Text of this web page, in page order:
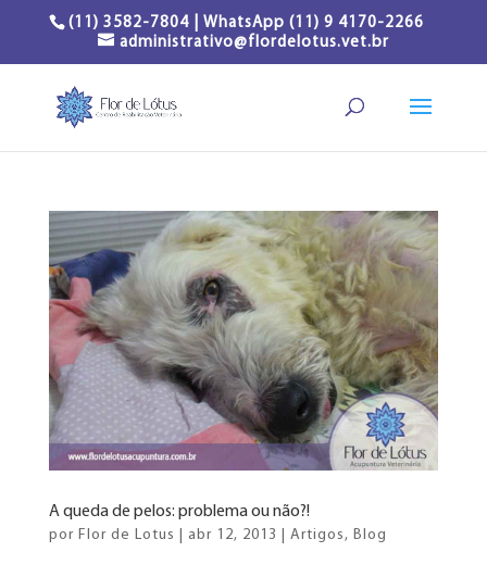
(11) 3582-7804 | WhatsApp (11) 9 4170-2266
administrativo@flordelotus.vet.br
A queda de pelos: problema ou não?!
por Flor de Lotus abr 12, 2013 Artigos, Blog